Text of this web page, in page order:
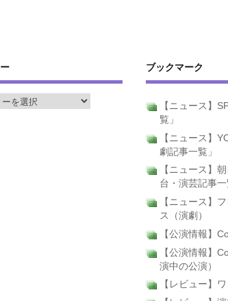
ブックマーク
【ニュース】
覧」
【ニュース】
劇記事一覧」
【ニュース】
台・演芸記事一
【ニュース】
ス（演劇）
【公演情報】
【公演情報】
演中の公演）
【レビュー】